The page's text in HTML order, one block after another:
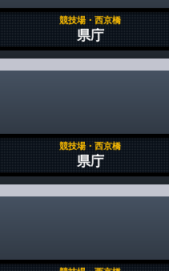
競技場・西京橋
県庁
競技場・西京橋
県庁